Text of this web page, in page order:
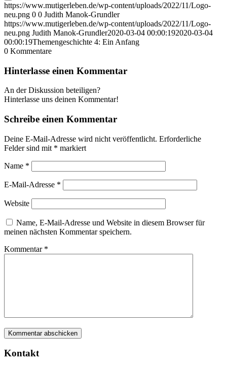
https://www.mutigerleben.de/wp-content/uploads/2022/11/Logo-
neu.png 0 0 Judith Manok-Grundler
https://www.mutigerleben.de/wp-content/uploads/2022/11/Logo-
neu.png Judith Manok-Grundler2020-03-04 00:00:192020-03-04
00:00:19Themengeschichte 4: Ein Anfang
0 Kommentare
Hinterlasse einen Kommentar
An der Diskussion beteiligen?
Hinterlasse uns deinen Kommentar!
Schreibe einen Kommentar
Deine E-Mail-Adresse wird nicht veröffentlicht. Erforderliche
Felder sind mit * markiert
Name *
E-Mail-Adresse *
Website
Name, E-Mail-Adresse und Website in diesem Browser für
meinen nächsten Kommentar speichern.
Kommentar *
Kontakt